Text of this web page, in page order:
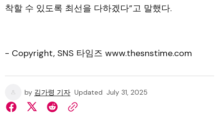
착할 수 있도록 최선을 다하겠다”고 말했다.
- Copyright, SNS 타임즈 www.thesnstime.com
by 김가령 기자 Updated July 31, 2025